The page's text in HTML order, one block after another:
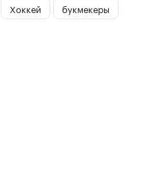
Хоккей букмекеры